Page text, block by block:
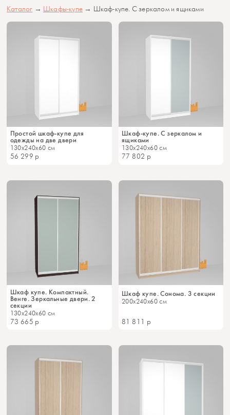
Каталог → Шкафы-купе → Шкаф-купе. С зеркалом и ящиками
Простой шкаф-купе для
одежды на две двери
130x240x60 см
56 299 р
Шкаф-купе. С зеркалом и
ящиками
130x240x60 см
77 802 р
Шкаф купе. Компактный.
Венге. Зеркальные двери. 2
секции
130x240x60 см
73 665 р
Шкаф купе. Сонома. 3 секции
200x240x60 см
81 811 р